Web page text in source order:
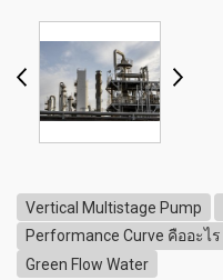
Vertical Multistage Pump
Performance Curve คืออะไร
Green Flow Water